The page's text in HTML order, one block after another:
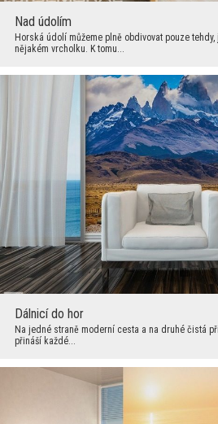
Nad údolím
Horská údolí můžeme plně obdivovat pouze
nějakém vrcholku. K tomu...
Dálnicí do hor
Na jedné straně moderní cesta a na druhé čistá
přináší každé...